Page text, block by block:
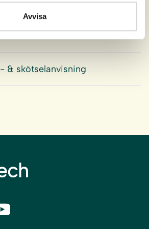
Avvisa
& skötselanvisning